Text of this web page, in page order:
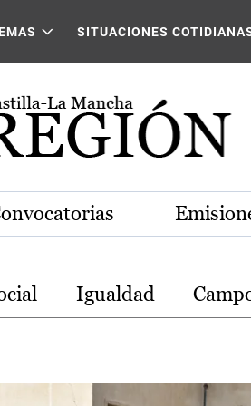
SITUACIONES
Igualdad